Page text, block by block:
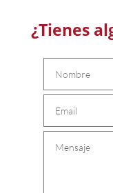
¿Tienes